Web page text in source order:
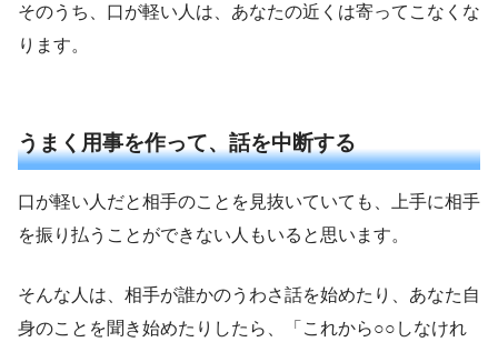
そのうち、口が軽い人は、あなたの近くは寄ってこなくな
ります。
うまく用事を作って、話を中断する
口が軽い人だと相手のことを見抜いていても、上手に相手
を振り払うことができない人もいると思います。
そんな人は、相手が誰かのうわさ話を始めたり、あなた自
身のことを聞き始めたりしたら、「これから○○しなけれ